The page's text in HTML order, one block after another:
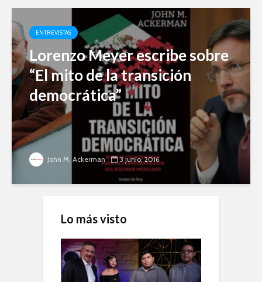
ENTREVISTAS
Lorenzo Meyer escribe sobre
“El mito de la transición
democrática”
John M. Ackerman 3 junio, 2016
Lo más visto